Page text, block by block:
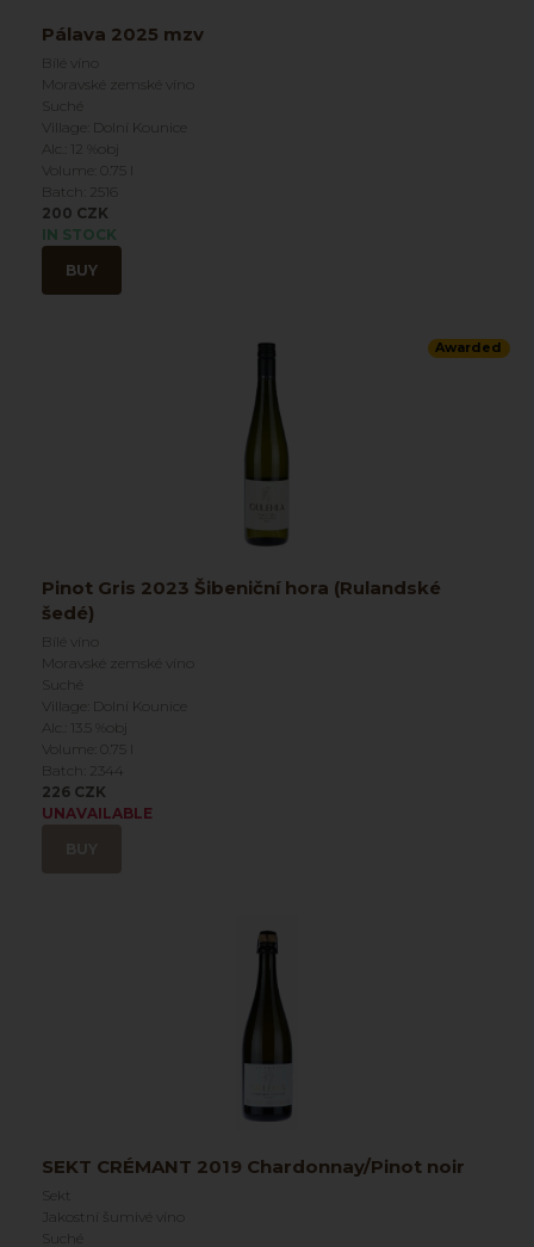
Pálava 2025 mzv
Bílé víno
Moravské zemské víno
Suché
Village: Dolní Kounice
Alc.: 12 %obj
Volume: 0.75 l
Batch: 2516
200 CZK
IN STOCK
BUY
Awarded
Pinot Gris 2023 Šibeniční hora (Rulandské
šedé)
Bílé víno
Moravské zemské víno
Suché
Village: Dolní Kounice
Alc.: 13.5 %obj
Volume: 0.75 l
Batch: 2344
226 CZK
UNAVAILABLE
SEKT CRÉMANT 2019 Chardonnay/Pinot noir
Sekt
Jakostní šumivé víno
Suché